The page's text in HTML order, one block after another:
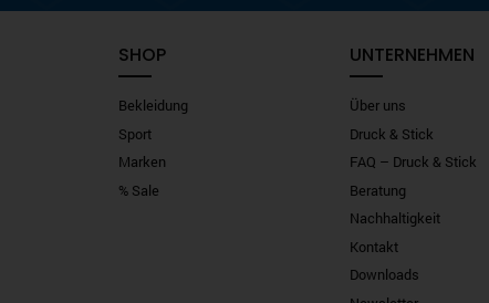
SHOP
Bekleidung
Sport
Marken
% Sale
UNTERNEHMEN
Über uns
Druck & Stick
FAQ – Druck & Stick
Beratung
Nachhaltigkeit
Kontakt
Downloads